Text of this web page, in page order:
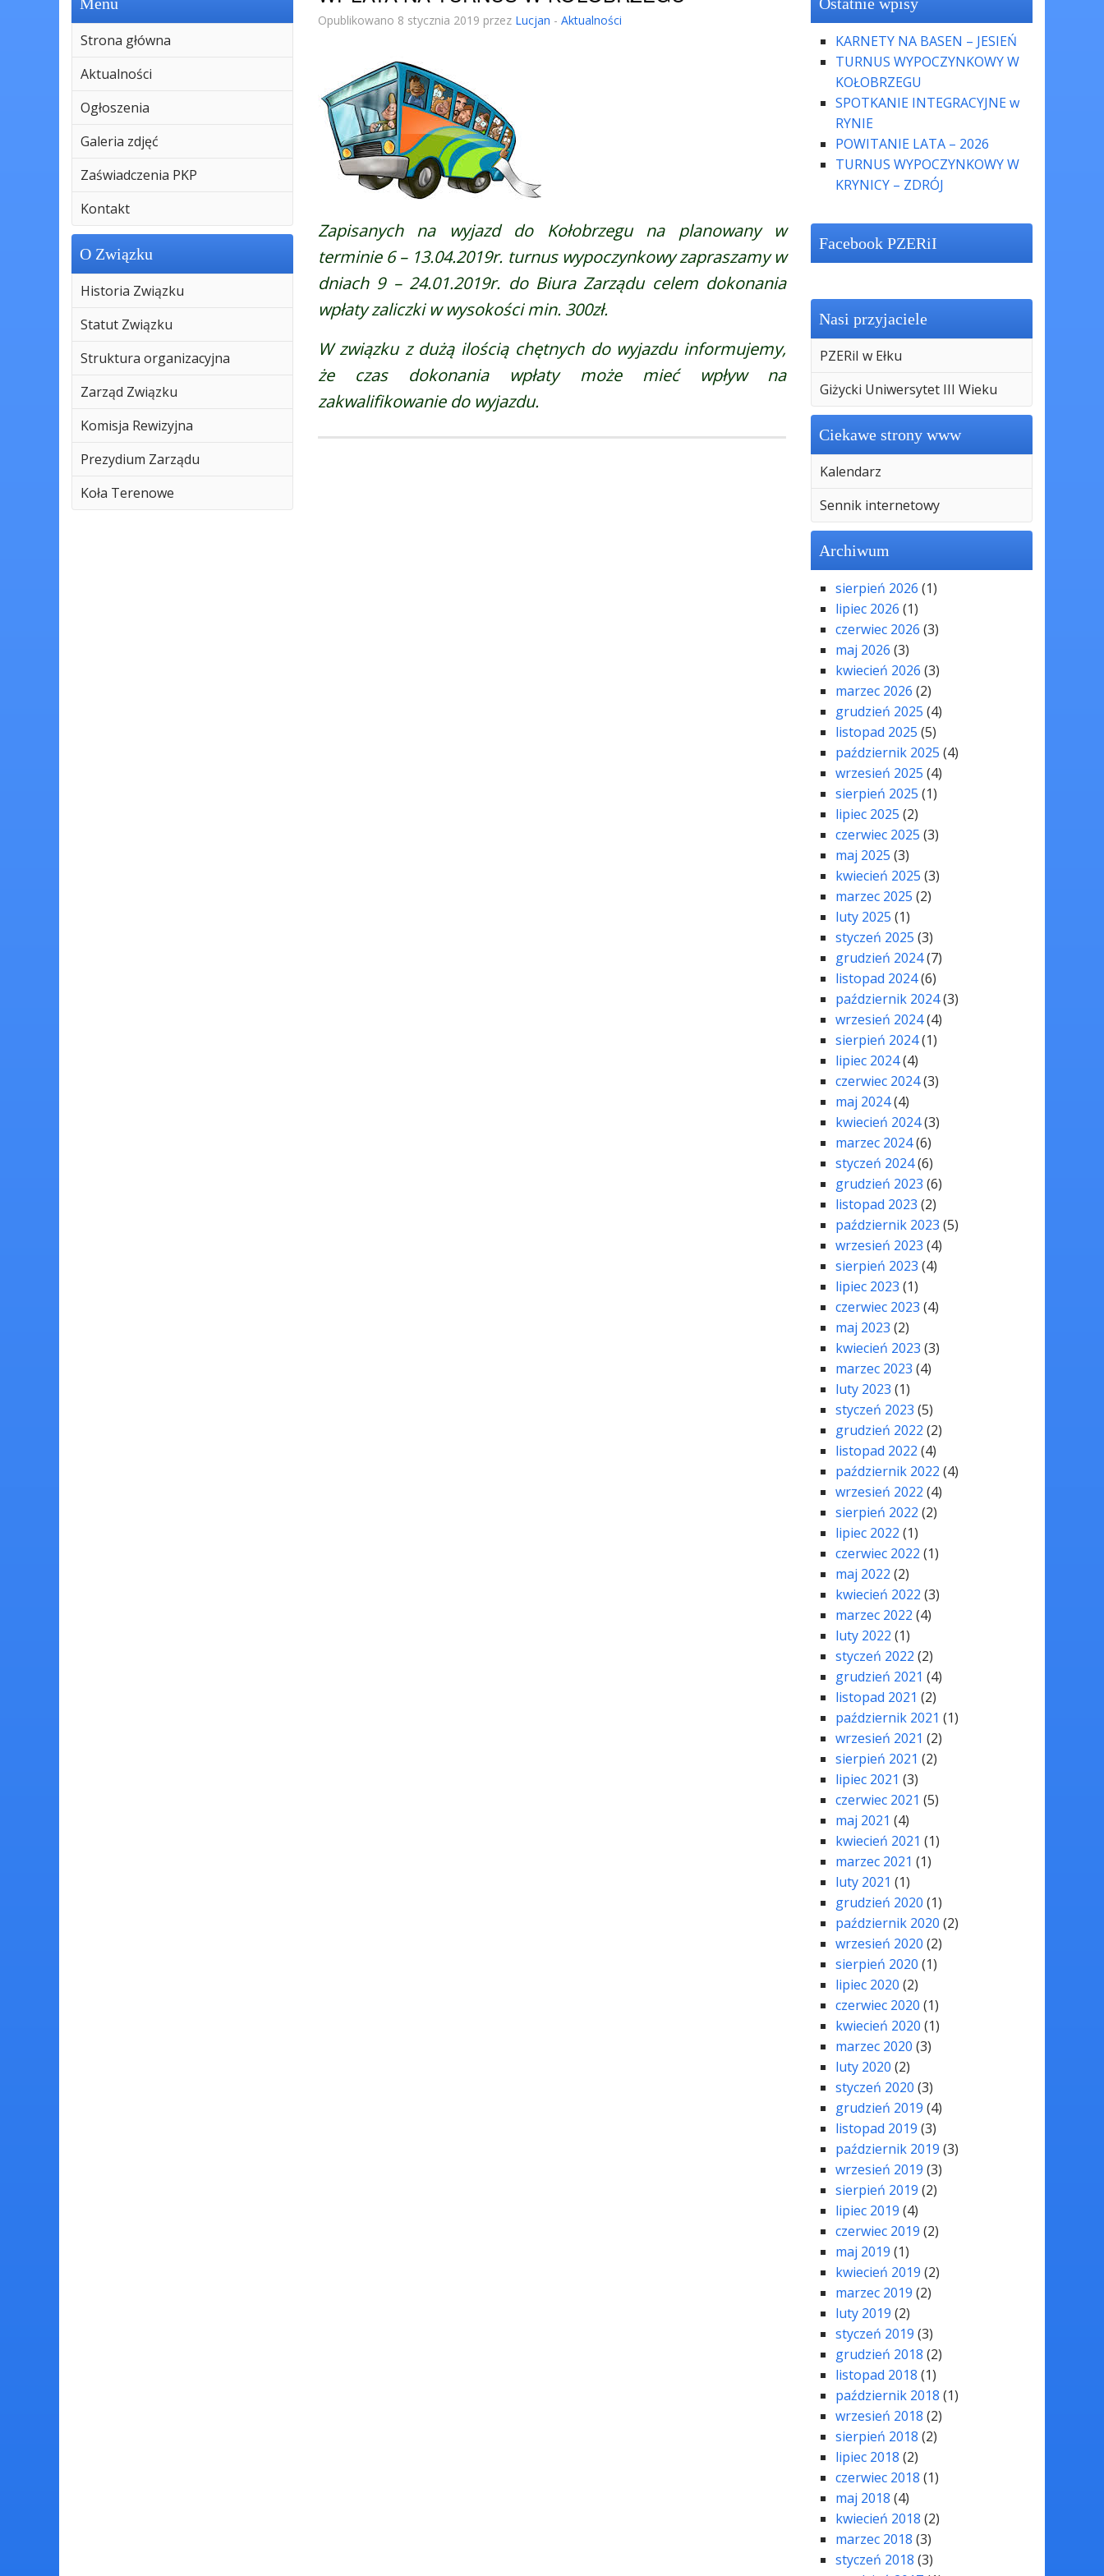
Strona główna
Aktualności
Ogłoszenia
Galeria zdjęć
Zaświadczenia PKP
Kontakt
O Związku
Historia Związku
Statut Związku
Struktura organizacyjna
Zarząd Związku
Komisja Rewizyjna
Prezydium Zarządu
Koła Terenowe
Opublikowano 8 stycznia 2019 przez Lucjan - Aktualności
Zapisanych na wyjazd do Kołobrzegu na planowany w
terminie 6 – 13.04.2019r. turnus wypoczynkowy zapraszamy w
dniach 9 – 24.01.2019r. do Biura Zarządu celem dokonania
wpłaty zaliczki w wysokości min. 300zł.
W związku z dużą ilością chętnych do wyjazdu informujemy,
że czas dokonania wpłaty może mieć wpływ na
zakwalifikowanie do wyjazdu.
KARNETY NA BASEN – JESIEŃ
TURNUS WYPOCZYNKOWY W
KOŁOBRZEGU
SPOTKANIE INTEGRACYJNE w
RYNIE
POWITANIE LATA – 2026
TURNUS WYPOCZYNKOWY W
KRYNICY – ZDRÓJ
Facebook PZERiI
Nasi przyjaciele
PZERiI w Ełku
Giżycki Uniwersytet III Wieku
Ciekawe strony www
Kalendarz
Sennik internetowy
Archiwum
sierpień 2026 (1)
lipiec 2026 (1)
czerwiec 2026 (3)
maj 2026 (3)
kwiecień 2026 (3)
marzec 2026 (2)
grudzień 2025 (4)
listopad 2025 (5)
październik 2025 (4)
wrzesień 2025 (4)
sierpień 2025 (1)
lipiec 2025 (2)
czerwiec 2025 (3)
maj 2025 (3)
kwiecień 2025 (3)
marzec 2025 (2)
luty 2025 (1)
styczeń 2025 (3)
grudzień 2024(7)
listopad 2024(6)
październik 2024(3)
wrzesień 2024(4)
sierpień 2024(1)
lipiec 2024(4)
czerwiec 2024(3)
maj 2024(4)
kwiecień 2024(3)
marzec 2024(6)
styczeń 2024(6)
grudzień 2023 (6)
listopad 2023 (2)
październik 2023 (5)
wrzesień 2023 (4)
sierpień 2023 (4)
lipiec 2023 (1)
czerwiec 2023 (4)
maj 2023 (2)
kwiecień 2023 (3)
marzec 2023 (4)
luty 2023 (1)
styczeń 2023 (5)
grudzień 2022 (2)
listopad 2022 (4)
październik 2022 (4)
wrzesień 2022 (4)
sierpień 2022 (2)
lipiec 2022 (1)
czerwiec 2022 (1)
maj 2022 (2)
kwiecień 2022 (3)
marzec 2022 (4)
luty 2022 (1)
styczeń 2022 (2)
grudzień 2021 (4)
listopad 2021 (2)
październik 2021 (1)
wrzesień 2021 (2)
sierpień 2021 (2)
lipiec 2021 (3)
czerwiec 2021 (5)
maj 2021 (4)
kwiecień 2021 (1)
marzec 2021 (1)
luty 2021 (1)
grudzień 2020 (1)
październik 2020 (2)
wrzesień 2020 (2)
sierpień 2020 (1)
lipiec 2020 (2)
czerwiec 2020 (1)
kwiecień 2020 (1)
marzec 2020 (3)
luty 2020 (2)
styczeń 2020 (3)
grudzień 2019 (4)
listopad 2019 (3)
październik 2019 (3)
wrzesień 2019 (3)
sierpień 2019 (2)
lipiec 2019 (4)
czerwiec 2019 (2)
maj 2019 (1)
kwiecień 2019 (2)
marzec 2019 (2)
luty 2019 (2)
styczeń 2019 (3)
grudzień 2018 (2)
listopad 2018 (1)
październik 2018 (1)
wrzesień 2018 (2)
sierpień 2018 (2)
lipiec 2018 (2)
czerwiec 2018 (1)
maj 2018 (4)
kwiecień 2018 (2)
marzec 2018 (3)
styczeń 2018 (3)